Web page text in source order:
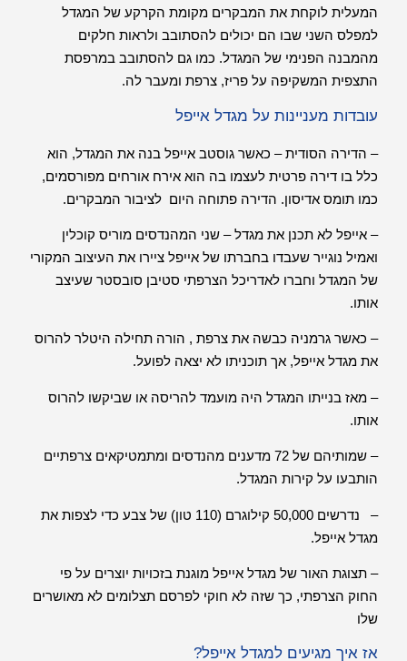
המעלית לוקחת את המבקרים מקומת הקרקע של המגדל
למפלס השני שבו הם יכולים להסתובב ולראות חלקים
מהמבנה הפנימי של המגדל. כמו גם להסתובב במרפסת
התצפית המשקיפה על פריז, צרפת ומעבר לה.
עובדות מעניינות על מגדל אייפל
– הדירה הסודית – כאשר גוסטב אייפל בנה את המגדל, הוא
כלל בו דירה פרטית לעצמו בה הוא אירח אורחים מפורסמים,
כמו תומס אדיסון. הדירה פתוחה היום לציבור המבקרים.
– אייפל לא תכנן את מגדל – שני המהנדסים מוריס קוכלין
ואמיל נוגייר שעבדו בחברתו של אייפל ציירו את העיצוב המקורי
של המגדל וחברו לאדריכל הצרפתי סטיבן סובסטר שעיצב
אותו.
– כאשר גרמניה כבשה את צרפת , הורה תחילה היטלר להרוס
את מגדל אייפל, אך תוכניתו לא יצאה לפועל.
– מאז בנייתו המגדל היה מועמד להריסה או שביקשו להרוס
אותו.
– שמותיהם של 72 מדענים מהנדסים ומתמטיקאים צרפתיים
הותבעו על קירות המגדל.
– נדרשים 50,000 קילוגרם (110 טון) של צבע כדי לצפות את
מגדל אייפל.
– תצוגת האור של מגדל אייפל מוגנת בזכויות יוצרים על פי
החוק הצרפתי, כך שזה לא חוקי לפרסם תצלומים לא מאושרים
שלו
אז איך מגיעים למגדל אייפל?